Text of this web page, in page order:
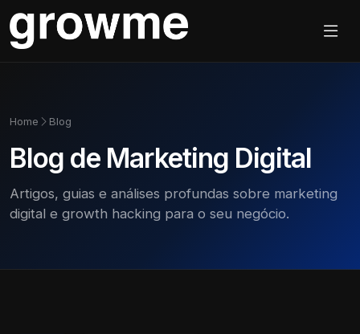
Home Blog
Blog de Marketing Digital
Artigos, guias e análises profundas sobre marketing
digital e growth hacking para o seu negócio.